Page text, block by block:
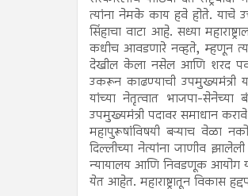
त्यांना नेमके काय हवे होते. याचे
सिंहाचा वाटा आहे. सध्या
कधीच आवडणारे नव्हते, म्हणून
देखील केला नसेल आणि शरद
उकरून काढण्याची उपमुख्यमंत्री
यांच्या नेतृत्वात भाजपा-
उपमुख्यमंत्री पदावर समाधान
महापुरूषांविषयी बऱ्याच वेळा
दिल्लीच्या नेत्यांना जाणीव
न्यायालय आणि निवडणूक आयोग
येत आहेत. महाराष्ट्रातून विकास